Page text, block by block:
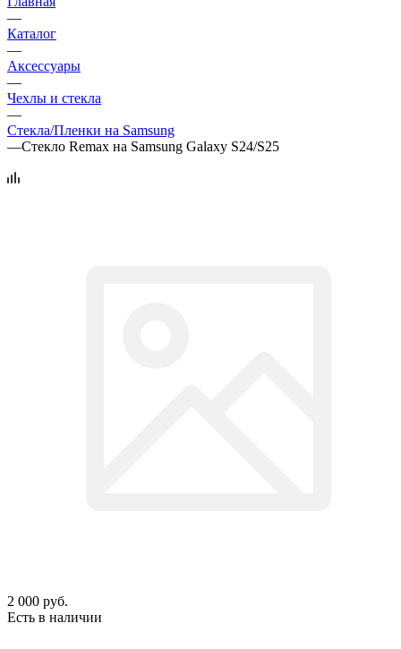
—
Каталог
—
Аксессуары
—
Чехлы и стекла
—
Стекла/Пленки на Samsung
—Стекло Remax на Samsung Galaxy S24/S25
2 000 руб.
Есть в наличии